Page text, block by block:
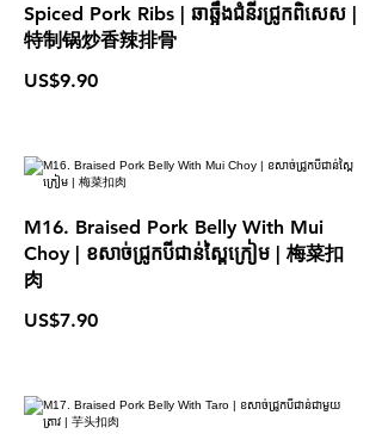
Spiced Pork Ribs | ឆាឆ្អឹងជំនីរជ្រូកពិសេស |
特制锅炒香辣排骨
US$9.90
M16. Braised Pork Belly With Mui
Choy | ខសាច់ជ្រូកបីជាន់ស្ពៃក្រៀម | 梅菜扣
肉
US$7.90